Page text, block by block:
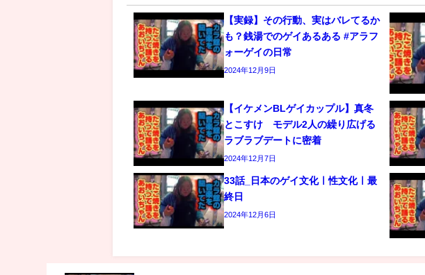
【実録】その行動、実はバレてるか
も？銭湯でのゲイあるある #アラフ
ォーゲイの日常
2024年12月9日
【イケメンBLゲイカップル】真冬
とこすけ モデル2人の繰り広げる
ラブラブデートに密着
2024年12月7日
33話_日本のゲイ文化ㅣ性文化ㅣ最
終日
2024年12月6日